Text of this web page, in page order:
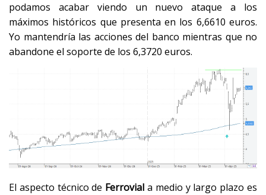
podamos acabar viendo un nuevo ataque a los
máximos históricos que presenta en los 6,6610 euros.
Yo mantendría las acciones del banco mientras que no
abandone el soporte de los 6,3720 euros.
El aspecto técnico de Ferrovial a medio y largo plazo es